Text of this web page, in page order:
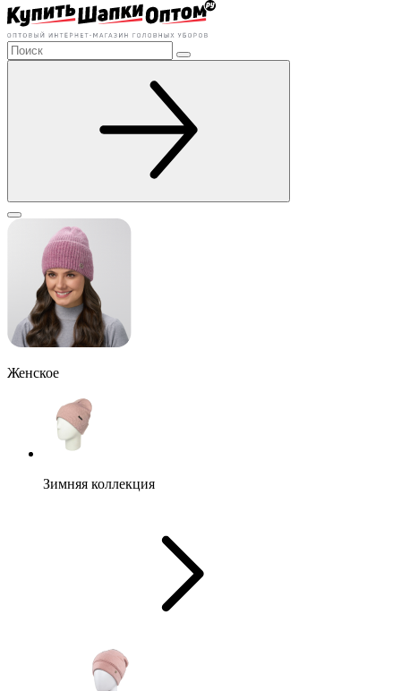
Женское
Зимняя коллекция